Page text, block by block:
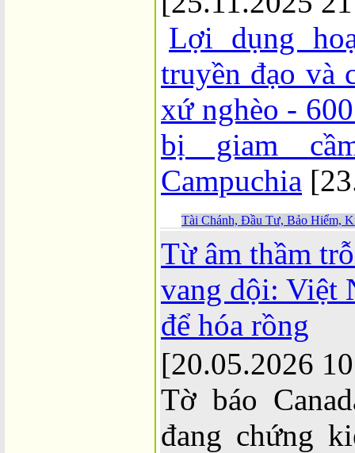
Lợi dụng
truyền đạo và
xứ nghèo -
bị giam
Campuchia
Tài Chánh, Đầu Tư, Bảo Hiểm,
Từ âm thầm
vang dội: Việt
để hóa rồng
[20.05.2026
Tờ báo
đang chứng